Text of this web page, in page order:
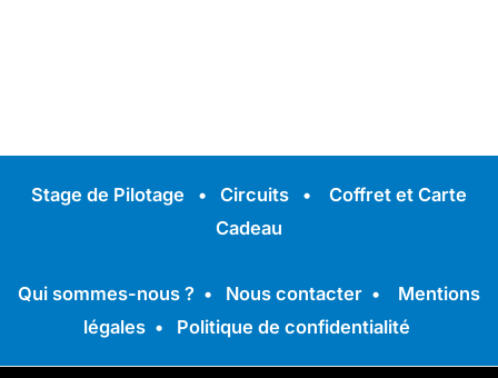
Stage de Pilotage • Circuits • Coffret et Carte
Cadeau
Qui sommes-nous ? • Nous contacter • Mentions
légales • Politique de confidentialité